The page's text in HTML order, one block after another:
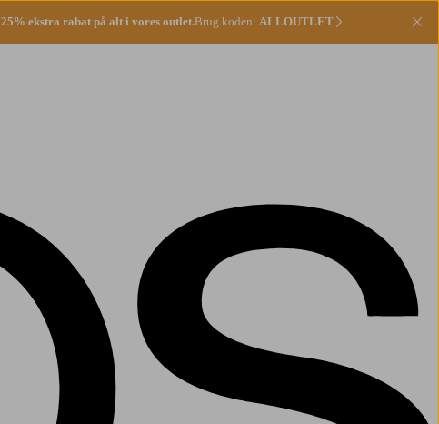
25% ekstra rabat på alt i vores outlet.Brug koden: ALLOUTLET